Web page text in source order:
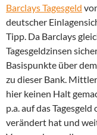
Barclays Tagesgeld
deutscher
Tipp. Da Barclays
Tagesgeldzinsen
Basispunkte über
zu dieser Bank.
hier keinen Halt
p.a. auf das
verändert hat und